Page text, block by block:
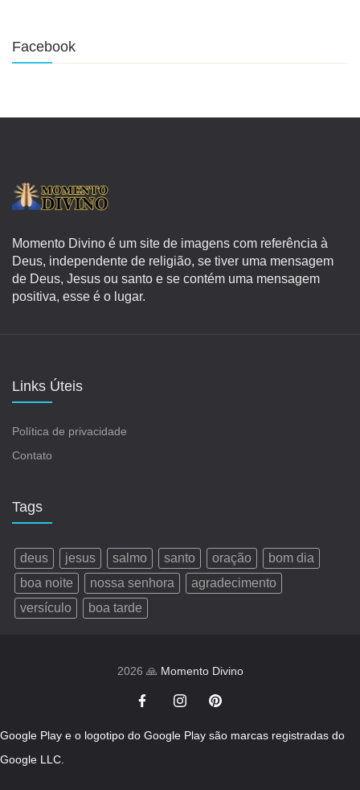
Facebook
Momento Divino é um site de imagens com referência à
Deus, independente de religião, se tiver uma mensagem
de Deus, Jesus ou santo e se contém uma mensagem
positiva, esse é o lugar.
Links Úteis
Política de privacidade
Contato
Tags
deus jesus salmo santo oração
bom dia
boa noite
nossa senhora
agradecimento
versículo
boa tarde
2026 🙏 Momento Divino
Google Play e o logotipo do Google Play são marcas registradas do
Google LLC.